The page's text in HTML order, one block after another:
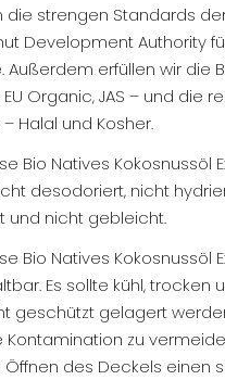
die strengen Standards
Development Authority
Außerdem erfüllen wir die
EU Organic, JAS – und die
Halal und Kosher.
Bio Natives Kokosnussöl
desodoriert, nicht
und nicht gebleicht.
Bio Natives Kokosnussöl
Es sollte kühl, trocken
geschützt gelagert
Kontamination zu
des Deckels einen